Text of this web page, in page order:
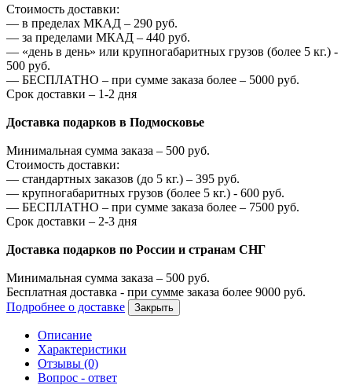
Стоимость доставки:
— в пределах МКАД – 290 руб.
— за пределами МКАД – 440 руб.
— «день в день» или крупногабаритных грузов (более 5 кг.) -
500 руб.
— БЕСПЛАТНО – при сумме заказа более – 5000 руб.
Срок доставки – 1-2 дня
Доставка подарков в Подмосковье
Минимальная сумма заказа – 500 руб.
Стоимость доставки:
— стандартных заказов (до 5 кг.) – 395 руб.
— крупногабаритных грузов (более 5 кг.) - 600 руб.
— БЕСПЛАТНО – при сумме заказа более – 7500 руб.
Срок доставки – 2-3 дня
Доставка подарков по России и странам СНГ
Минимальная сумма заказа – 500 руб.
Бесплатная доставка - при сумме заказа более 9000 руб.
Подробнее о доставке
Закрыть
Описание
Характеристики
Отзывы (0)
Вопрос - ответ